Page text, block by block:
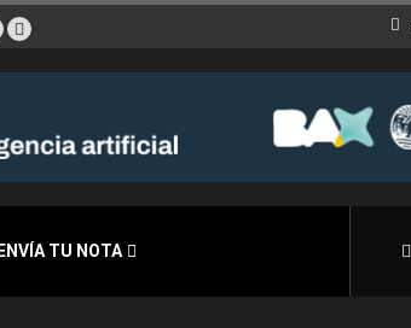
ENVÍA TU NOTA